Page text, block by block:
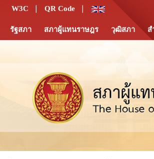
W3C QR Code
รัฐสภา สภาผู้แทนราษฎร วุฒิสภา ส